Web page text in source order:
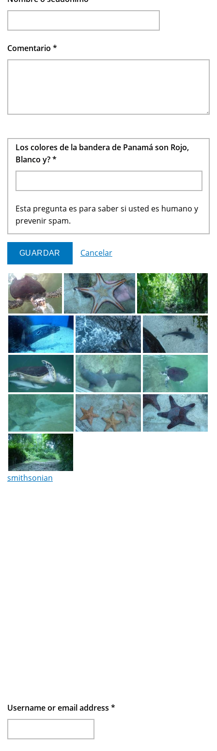
Comentario *
Los colores de la bandera de Panamá son Rojo,
Blanco y?*
Esta pregunta es para saber si usted es humano y
prevenir spam.
Cancelar
smithsonian
Username or email address *